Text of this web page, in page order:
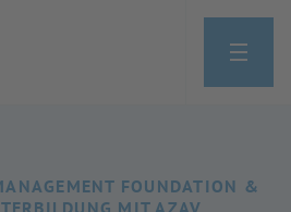
FOUNDATION &
MIT AZAV